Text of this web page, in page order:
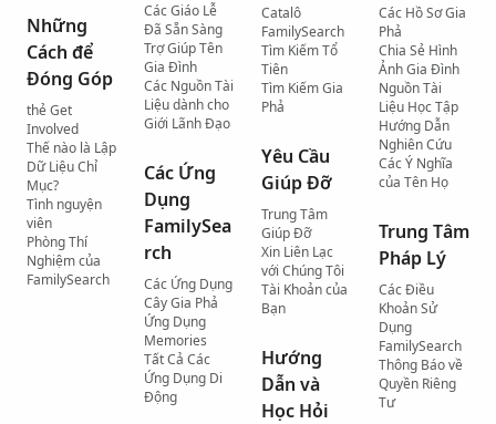
Những
Cách để
Đóng Góp
thẻ Get
Involved
Thế nào là Lập
Dữ Liệu Chỉ
Mục?
Tình nguyện
viên
Phòng Thí
Nghiệm của
FamilySearch
Các Giáo Lễ
Đã Sẵn Sàng
Trợ Giúp Tên
Gia Đình
Các Nguồn Tài
Liệu dành cho
Giới Lãnh Đạo
Các Ứng
Dụng
FamilySea
rch
Các Ứng Dụng
Cây Gia Phả
Ứng Dụng
Memories
Tất Cả Các
Ứng Dụng Di
Động
Catalô
FamilySearch
Tìm Kiếm Tổ
Tiên
Tìm Kiếm Gia
Phả
Yêu Cầu
Giúp Đỡ
Trung Tâm
Giúp Đỡ
Xin Liên Lạc
với Chúng Tôi
Tài Khoản của
Bạn
Hướng
Dẫn và
Học Hỏi
Các Hồ Sơ Gia
Phả
Chia Sẻ Hình
Ảnh Gia Đình
Nguồn Tài
Liệu Học Tập
Hướng Dẫn
Nghiên Cứu
Các Ý Nghĩa
của Tên Họ
Trung Tâm
Pháp Lý
Các Điều
Khoản Sử
Dụng
FamilySearch
Thông Báo về
Quyền Riêng
Tư